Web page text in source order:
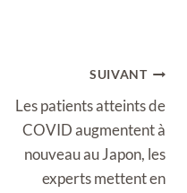
SUIVANT
Les patients atteints de
COVID augmentent à
nouveau au Japon, les
experts mettent en